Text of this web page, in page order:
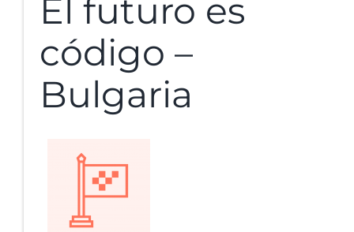
El futuro es
código –
Bulgaria